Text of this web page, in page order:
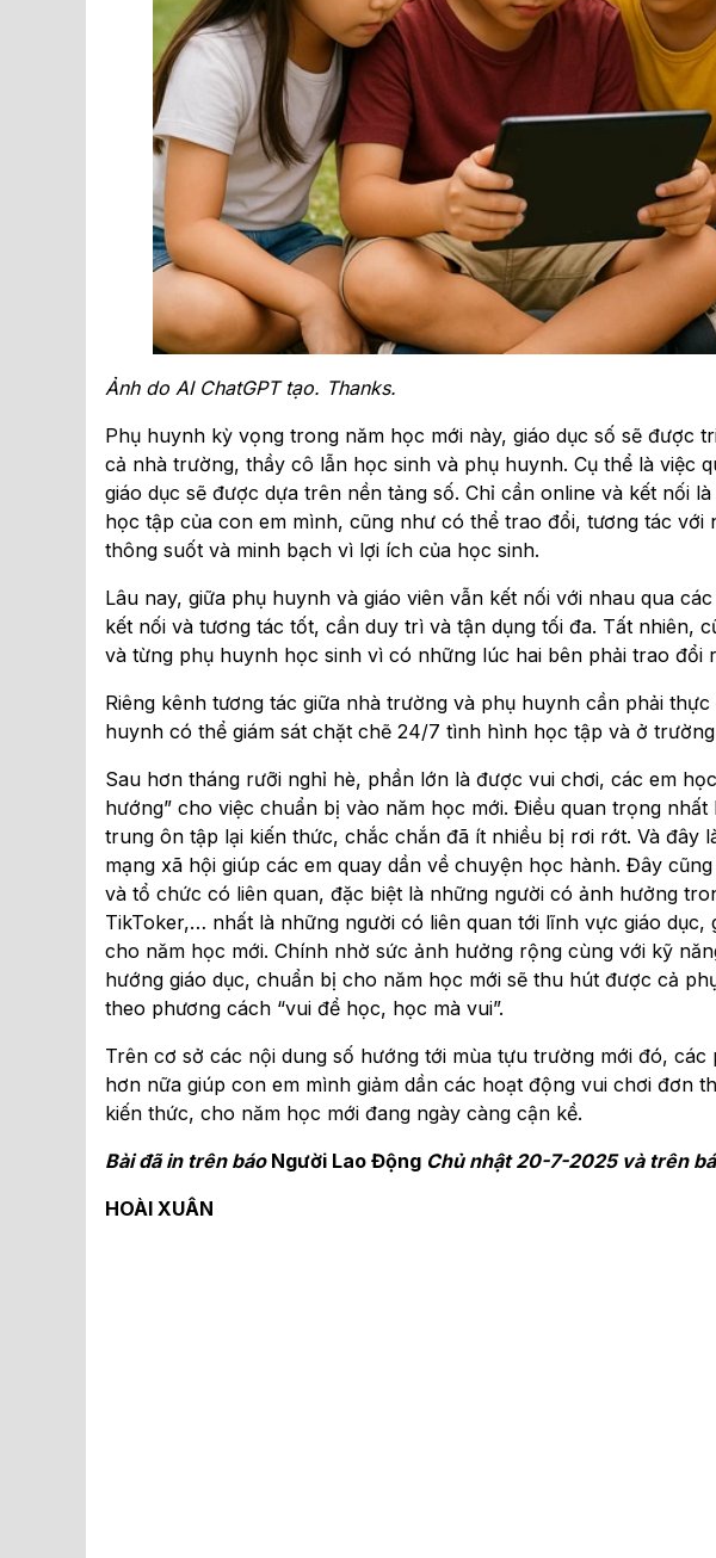
Ảnh do AI ChatGPT tạo. Thanks.
Phụ huynh kỳ vọng trong năm học mới này, giáo dục số sẽ được
cả nhà trường, thầy cô lẫn học sinh và phụ huynh. Cụ thể là việc
giáo dục sẽ được dựa trên nền tảng số. Chỉ cần online và kết nối
học tập của con em mình, cũng như có thể trao đổi, tương tác
thông suốt và minh bạch vì lợi ích của học sinh.
Lâu nay, giữa phụ huynh và giáo viên vẫn kết nối với nhau qua
kết nối và tương tác tốt, cần duy trì và tận dụng tối đa. Tất nhiên,
và từng phụ huynh học sinh vì có những lúc hai bên phải trao đổi
Riêng kênh tương tác giữa nhà trường và phụ huynh cần phải
huynh có thể giám sát chặt chẽ 24/7 tình hình học tập và ở
Sau hơn tháng rưỡi nghỉ hè, phần lớn là được vui chơi, các em
hướng” cho việc chuẩn bị vào năm học mới. Điều quan trọng
trung ôn tập lại kiến thức, chắc chắn đã ít nhiều bị rơi rớt. Và đây
mạng xã hội giúp các em quay dần về chuyện học hành. Đây
và tổ chức có liên quan, đặc biệt là những người có ảnh hưởng
TikToker,… nhất là những người có liên quan tới lĩnh vực giáo
cho năm học mới. Chính nhờ sức ảnh hưởng rộng cùng với kỹ
hướng giáo dục, chuẩn bị cho năm học mới sẽ thu hút được cả
theo phương cách “vui để học, học mà vui”.
Trên cơ sở các nội dung số hướng tới mùa tựu trường mới đó,
hơn nữa giúp con em mình giảm dần các hoạt động vui chơi đơn
kiến thức, cho năm học mới đang ngày càng cận kề.
Bài đã in trên báo Người Lao Động Chủ nhật 20-7-2025 và trên
HOÀI XUÂN